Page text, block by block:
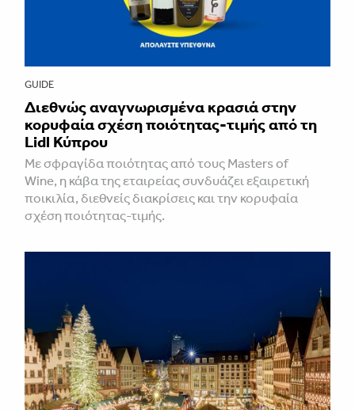
GUIDE
Διεθνώς αναγνωρισμένα κρασιά στην
κορυφαία σχέση ποιότητας-τιμής από τη
Lidl Κύπρου
Με σφραγίδα ποιότητας από τους Masters of
Wine, η κάβα της εταιρείας συνδυάζει εξαιρετική
ποικιλία, διεθνείς διακρίσεις και την κορυφαία
σχέση ποιότητας-τιμής.